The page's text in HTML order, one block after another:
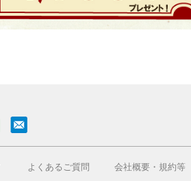
よくあるご質問 会社概要・規約等